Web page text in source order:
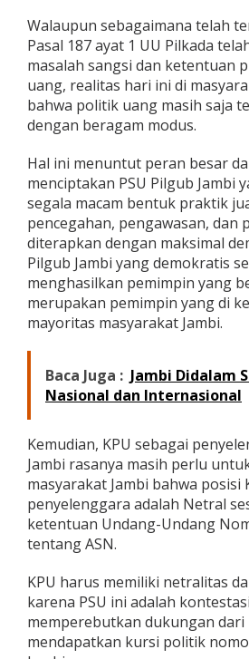
Walaupun sebagaimana telah
Pasal 187 ayat 1 UU Pilkada
masalah sangsi dan ketentuan
uang, realitas hari ini di
bahwa politik uang masih saja
dengan beragam modus.
Hal ini menuntut peran besar
menciptakan PSU Pilgub Jambi
segala macam bentuk praktik
pencegahan, pengawasan, dan
diterapkan dengan maksimal
Pilgub Jambi yang demokratis
menghasilkan pemimpin yang
merupakan pemimpin yang di
mayoritas masyarakat Jambi.
Baca Juga : Jambi Didalam
Nasional dan Internasional
Kemudian, KPU sebagai
Jambi rasanya masih perlu
masyarakat Jambi bahwa posisi
penyelenggara adalah Netral
ketentuan Undang-Undang
tentang ASN.
KPU harus memiliki netralitas
karena PSU ini adalah
memperebutkan dukungan
mendapatkan kursi politik